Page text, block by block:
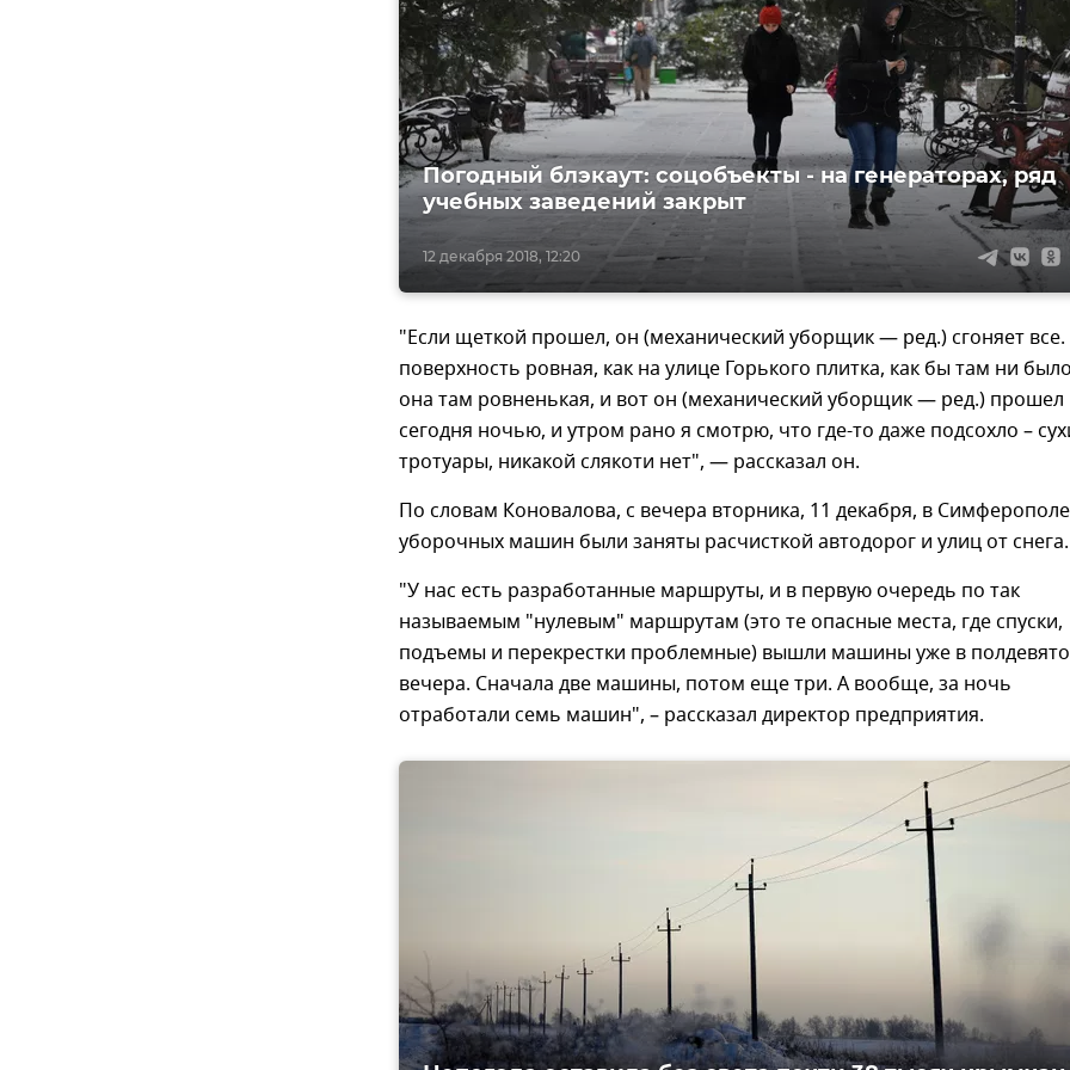
12 декабря 2018, 12:20
Погодный блэкаут: соцобъекты - на генераторах, ряд
учебных заведений закрыт
"Если щеткой прошел, он (механический уборщик — ред.) сгоняет все.
поверхность ровная, как на улице Горького плитка, как бы там ни
она там ровненькая, и вот он (механический уборщик — ред.) прошел
сегодня ночью, и утром рано я смотрю, что где-то даже подсохло –
тротуары, никакой слякоти нет", — рассказал он.
По словам Коновалова, с вечера вторника, 11 декабря, в
уборочных машин были заняты расчисткой автодорог и улиц от снега.
"У нас есть разработанные маршруты, и в первую очередь по так
называемым "нулевым" маршрутам (это те опасные места, где спуски,
подъемы и перекрестки проблемные) вышли машины уже в
вечера. Сначала две машины, потом еще три. А вообще, за ночь
отработали семь машин", – рассказал директор предприятия.